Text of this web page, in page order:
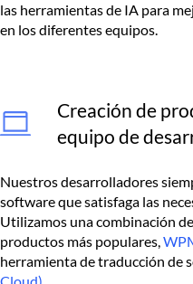
las herramientas de IA para
en los diferentes equipos.
Creación de
equipo de
Nuestros desarrolladores
software que satisfaga las
Utilizamos una combinación
productos más populares,
herramienta de traducción de